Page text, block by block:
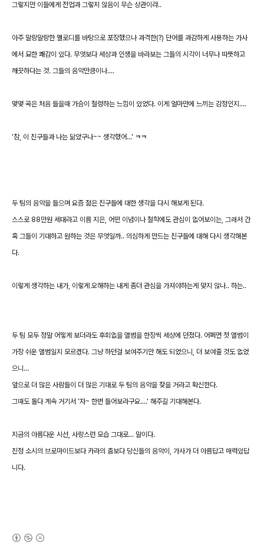
그렇지만 이들에게 전업과 그렇지 않음이 무슨 상관이랴..
아주 말랑말랑한 멜로디를 바탕으로 포장했으나 과격한(?) 단어를 과감하게 사용하는 가사
에서 묘한 쾌감이 있다. 무엇보다 세상과 인생을 바라보는 그들의 시각이 너무나 따뜻하고
깨끗하다는 것. 그들의 음악만큼이나....
몇몇 곡은 처음 들을때 가슴이 철렁하는 느낌이 있었다. 이게 얼마만에 느끼는 감정인지....
'참, 이 친구들과 나는 닮았구나~~ 생각했어...' ㅋㅋ
두 팀의 음악을 들으며 요즘 젊은 친구들에 대한 생각을 다시 해보게 된다.
스스로 88만원 세대라고 이름 지은, 어떤 이념이나 철학에도 관심이 없어보이는, 그래서 간
혹 그들이 기대하고 원하는 것은 무엇일까.. 의심하게 만드는 친구들에 대해 다시 생각해본
다.
이렇게 생각하는 내가, 이렇게 오해하는 내게 좀더 관심을 가져야하는게 맞지 않나.. 하는..
두 팀 모두 정말 어떻게 보더라도 후회없을 앨범을 한장씩 세상에 던졌다. 어쩌면 첫 앨범이
가장 쉬운 앨범일지 모르겠다. 그냥 하던걸 보여주기만 해도 되었으니, 더 보여줄 것도 없었
으니...
앞으로 더 많은 사람들이 더 많은 기대로 두 팀의 음악을 찾을 거라고 확신한다.
그때도 둘다 계속 거기서 '자~ 한번 들어보라구요....' 해주길 기대해본다.
지금의 아름다운 시선, 사랑스런 모습 그대로... 말이다.
진정 소시의 브로마이드보다 카라의 춤보다 당신들의 음악이, 가사가 더 아름답고 매력있답
니다.